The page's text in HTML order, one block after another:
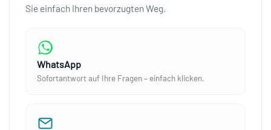
Sie einfach Ihren bevorzugten Weg.
WhatsApp
Sofortantwort auf Ihre Fragen – einfach klicken.